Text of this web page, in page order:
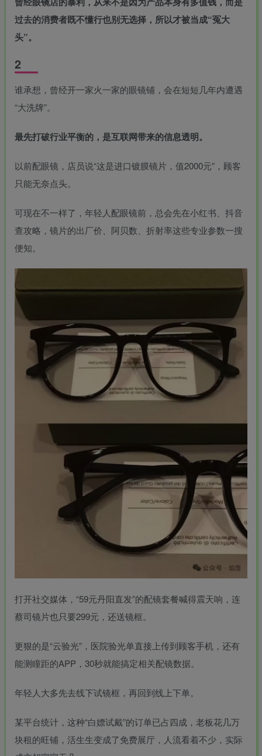
过去的消费者既不懂行也别无选择，所以才被当成“冤大
头”。
2
谁承想，曾经开一家火一家的眼镜铺，会在短短几年内遭遇
“大洗牌”。
最先打破行业平衡的，是互联网带来的信息透明。
以前配眼镜，店员说“这是进口镀膜镜片，值2000元”，顾客
只能无奈点头。
可现在不一样了，年轻人配眼镜前，总会先在小红书、抖音
查攻略，镜片的出厂价、阿贝数、折射率这些专业参数一搜
便知。
打开社交媒体，“59元丹阳直发”的配镜套餐喊得震天响，连
蔡司镜片也只要299元，还送镜框。
更狠的是“云验光”，医院验光单直接上传到顾客手机，还有
能测瞳距的APP，30秒就能搞定相关配镜数据。
年轻人大多先去线下试镜框，再回到线上下单。
某平台统计，这种“白嫖试戴”的订单已占四成，老板花几万
块租的旺铺，活生生变成了免费展厅，人流看着不少，实际